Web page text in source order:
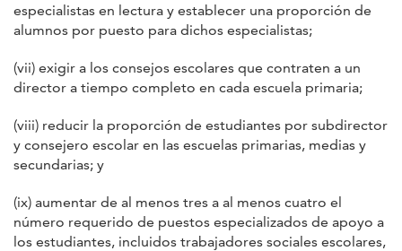
especialistas en lectura y establecer una proporción de
alumnos por puesto para dichos especialistas;
(vii) exigir a los consejos escolares que contraten a un
director a tiempo completo en cada escuela primaria;
(viii) reducir la proporción de estudiantes por subdirector
y consejero escolar en las escuelas primarias, medias y
secundarias; y
(ix) aumentar de al menos tres a al menos cuatro el
número requerido de puestos especializados de apoyo a
los estudiantes, incluidos trabajadores sociales escolares,